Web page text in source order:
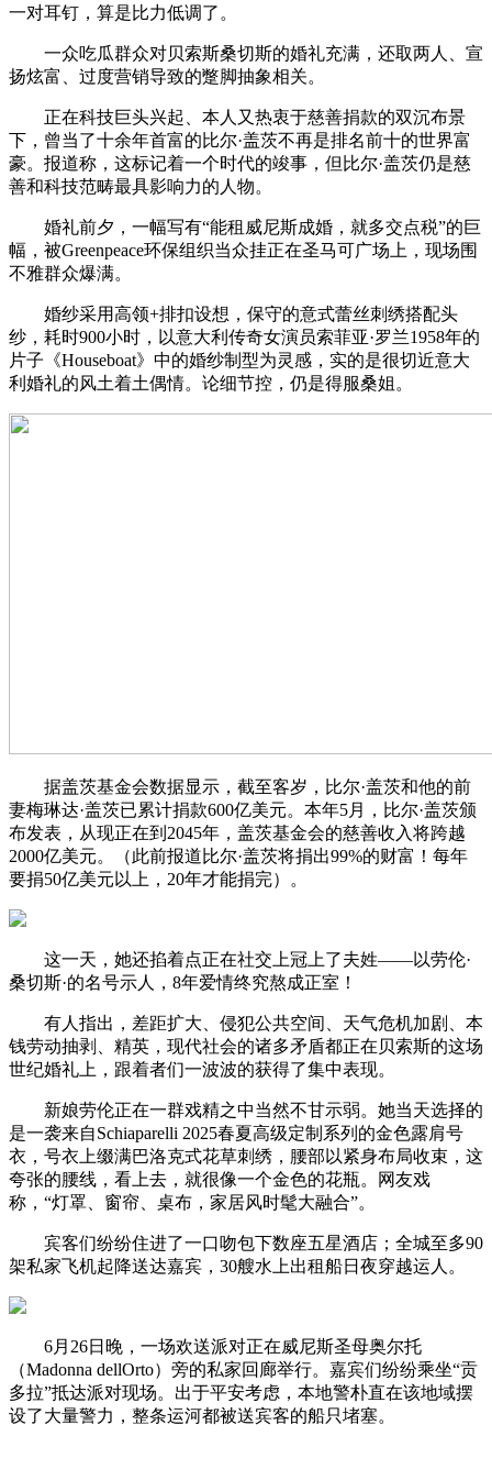
一对耳钉，算是比力低调了。
一众吃瓜群众对贝索斯桑切斯的婚礼充满，还取两人、宣
扬炫富、过度营销导致的蹩脚抽象相关。
正在科技巨头兴起、本人又热衷于慈善捐款的双沉布景
下，曾当了十余年首富的比尔·盖茨不再是排名前十的世界富
豪。报道称，这标记着一个时代的竣事，但比尔·盖茨仍是慈
善和科技范畴最具影响力的人物。
婚礼前夕，一幅写有“能租威尼斯成婚，就多交点税”的巨
幅，被Greenpeace环保组织当众挂正在圣马可广场上，现场围
不雅群众爆满。
婚纱采用高领+排扣设想，保守的意式蕾丝刺绣搭配头
纱，耗时900小时，以意大利传奇女演员索菲亚·罗兰1958年的
片子《Houseboat》中的婚纱制型为灵感，实的是很切近意大
利婚礼的风土着土偶情。论细节控，仍是得服桑姐。
据盖茨基金会数据显示，截至客岁，比尔·盖茨和他的前
妻梅琳达·盖茨已累计捐款600亿美元。本年5月，比尔·盖茨颁
布发表，从现正在到2045年，盖茨基金会的慈善收入将跨越
2000亿美元。（此前报道比尔·盖茨将捐出99%的财富！每年
要捐50亿美元以上，20年才能捐完）。
这一天，她还掐着点正在社交上冠上了夫姓——以劳伦·
桑切斯·的名号示人，8年爱情终究熬成正室！
有人指出，差距扩大、侵犯公共空间、天气危机加剧、本
钱劳动抽剥、精英，现代社会的诸多矛盾都正在贝索斯的这场
世纪婚礼上，跟着者们一波波的获得了集中表现。
新娘劳伦正在一群戏精之中当然不甘示弱。她当天选择的
是一袭来自Schiaparelli 2025春夏高级定制系列的金色露肩号
衣，号衣上缀满巴洛克式花草刺绣，腰部以紧身布局收束，这
夸张的腰线，看上去，就很像一个金色的花瓶。网友戏
称，“灯罩、窗帘、桌布，家居风时髦大融合”。
宾客们纷纷住进了一口吻包下数座五星酒店；全城至多90
架私家飞机起降送达嘉宾，30艘水上出租船日夜穿越运人。
6月26日晚，一场欢送派对正在威尼斯圣母奥尔托
（Madonna dellOrto）旁的私家回廊举行。嘉宾们纷纷乘坐“贡
多拉”抵达派对现场。出于平安考虑，本地警朴直在该地域摆
设了大量警力，整条运河都被送宾客的船只堵塞。